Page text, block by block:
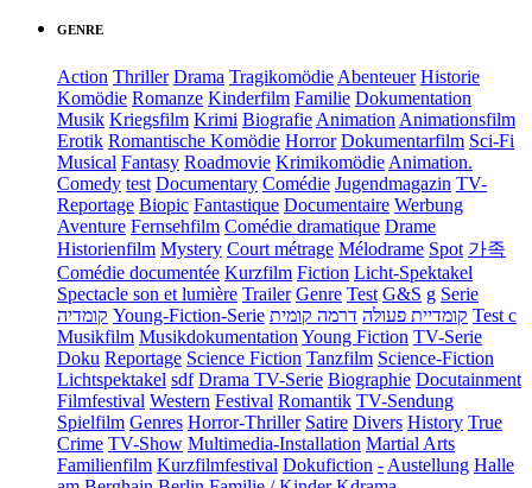
GENRE
Action Thriller Drama Tragikomödie Abenteuer Historie
Komödie Romanze Kinderfilm Familie Dokumentation
Musik Kriegsfilm Krimi Biografie Animation Animationsfilm
Erotik Romantische Komödie Horror Dokumentarfilm Sci-Fi
Musical Fantasy Roadmovie Krimikomödie Animation.
Comedy test Documentary Comédie Jugendmagazin TV-
Reportage Biopic Fantastique Documentaire Werbung
Aventure Fernsehfilm Comédie dramatique Drame
Historienfilm Mystery Court métrage Mélodrame Spot 가족
Comédie documentée Kurzfilm Fiction Licht-Spektakel
Spectacle son et lumière Trailer Genre Test G&S g Serie
קומדיה Young-Fiction-Serie קומדיית פעולה דרמה קומית
Test c
Musikfilm Musikdokumentation Young Fiction TV-Serie
Doku Reportage Science Fiction Tanzfilm Science-Fiction
Lichtspektakel sdf Drama TV-Serie Biographie Docutainment
Filmfestival Western Festival Romantik TV-Sendung
Spielfilm Genres Horror-Thriller Satire Divers History True
Crime TV-Show Multimedia-Installation Martial Arts
Familienfilm Kurzfilmfestival Dokufiction - Austellung Halle